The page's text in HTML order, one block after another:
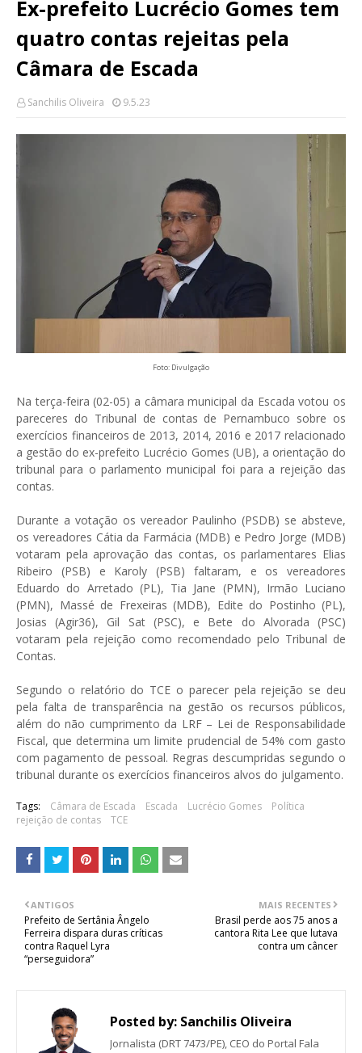
Ex-prefeito Lucrécio Gomes tem
quatro contas rejeitas pela
Câmara de Escada
Sanchilis Oliveira 9.5.23
Foto: Divulgação
Na terça-feira (02-05) a câmara municipal da Escada votou os
pareceres do Tribunal de contas de Pernambuco sobre os
exercícios financeiros de 2013, 2014, 2016 e 2017 relacionado
a gestão do ex-prefeito Lucrécio Gomes (UB), a orientação do
tribunal para o parlamento municipal foi para a rejeição das
contas.
Durante a votação os vereador Paulinho (PSDB) se absteve,
os vereadores Cátia da Farmácia (MDB) e Pedro Jorge (MDB)
votaram pela aprovação das contas, os parlamentares Elias
Ribeiro (PSB) e Karoly (PSB) faltaram, e os vereadores
Eduardo do Arretado (PL), Tia Jane (PMN), Irmão Luciano
(PMN), Massé de Frexeiras (MDB), Edite do Postinho (PL),
Josias (Agir36), Gil Sat (PSC), e Bete do Alvorada (PSC)
votaram pela rejeição como recomendado pelo Tribunal de
Contas.
Segundo o relatório do TCE o parecer pela rejeição se deu
pela falta de transparência na gestão os recursos públicos,
além do não cumprimento da LRF – Lei de Responsabilidade
Fiscal, que determina um limite prudencial de 54% com gasto
com pagamento de pessoal. Regras descumpridas segundo o
tribunal durante os exercícios financeiros alvos do julgamento.
Tags: Câmara de Escada Escada Lucrécio Gomes
Política
rejeição de contas
TCE
MAIS RECENTES
Brasil perde aos 75 anos a
cantora Rita Lee que lutava
contra um câncer
ANTIGOS
Prefeito de Sertânia Ângelo
Ferreira dispara duras críticas
contra Raquel Lyra
“perseguidora”
Posted by: Sanchilis Oliveira
Jornalista (DRT 7473/PE), CEO do Portal Fala